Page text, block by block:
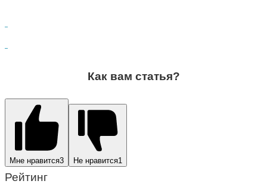
Как вам статья?
Мне нравится3 Не нравится1
Рейтинг